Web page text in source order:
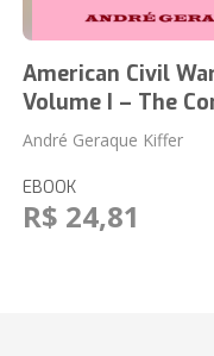
American Civil
Volume I – The
André Geraque Kiffer
EBOOK
R$ 24,81